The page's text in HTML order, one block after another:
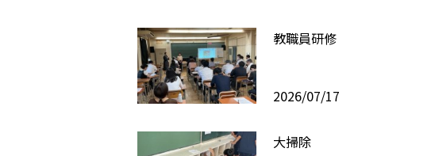
教職員研修
2026/07/17
大掃除